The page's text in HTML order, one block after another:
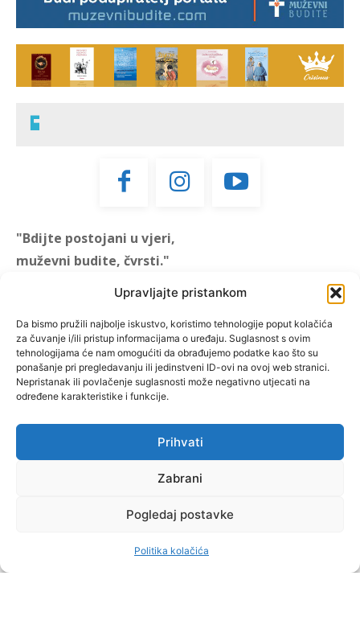
Upravljajte pristankom
Da bismo pružili najbolje iskustvo, koristimo tehnologije poput kolačića
za čuvanje i/ili pristup informacijama o uređaju. Suglasnost s ovim
tehnologijama će nam omogućiti da obrađujemo podatke kao što su
ponašanje pri pregledavanju ili jedinstveni ID-ovi na ovoj web stranici.
Nepristanak ili povlačenje suglasnosti može negativno utjecati na
određene karakteristike i funkcije.
Prihvati
Zabrani
Pogledaj postavke
Politika kolačića
"Bdijte postojani u vjeri,
muževni budite, čvrsti."
"Muževni budite" prvi je
hrvatski portal za katoličke
muškarce koji pokušava
reafirmirati u današnje
vrijeme itekako narušen
koji pokušavamo osvijetliti iz
više aspekata, prigodnih
rubrika i poticajnih inicijativa.